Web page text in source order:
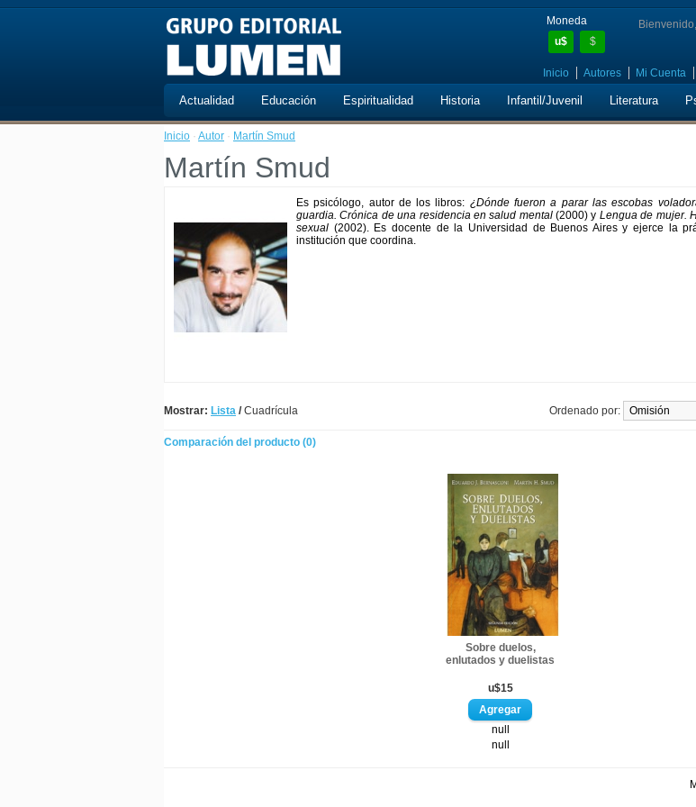
Moneda
u$
$
Bienvenido,
Inicio Autores Mi Cuenta
Actualidad Educación Espiritualidad Historia Infantil/Juvenil Literatura
Inicio · Autor · Martín Smud
Martín Smud
Es psicólogo, autor de los libros: ¿Dónde fueron a parar las escobas
guardia. Crónica de una residencia en salud mental(2000) y Lengua de mujer.
sexual (2002). Es docente de la Universidad de Buenos Aires y ejerce la
institución que coordina.
Mostrar: Lista /Cuadrícula Ordenado por:
Comparación del producto (0)
Sobre duelos,
enlutados y duelistas
u$15
null
null